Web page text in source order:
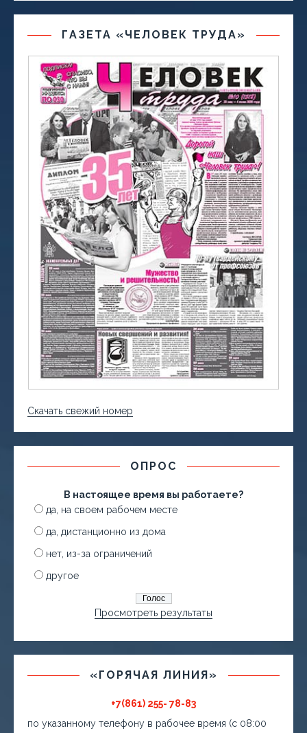
ГАЗЕТА «ЧЕЛОВЕК ТРУДА»
Скачать свежий номер
ОПРОС
В настоящее время вы работаете?
да, на своем рабочем месте
да, дистанционно из дома
нет, из-за ограничений
другое
Просмотреть результаты
«ГОРЯЧАЯ ЛИНИЯ»
+7(861) 255- 78-83
по указанному телефону в рабочее время (с 08:00